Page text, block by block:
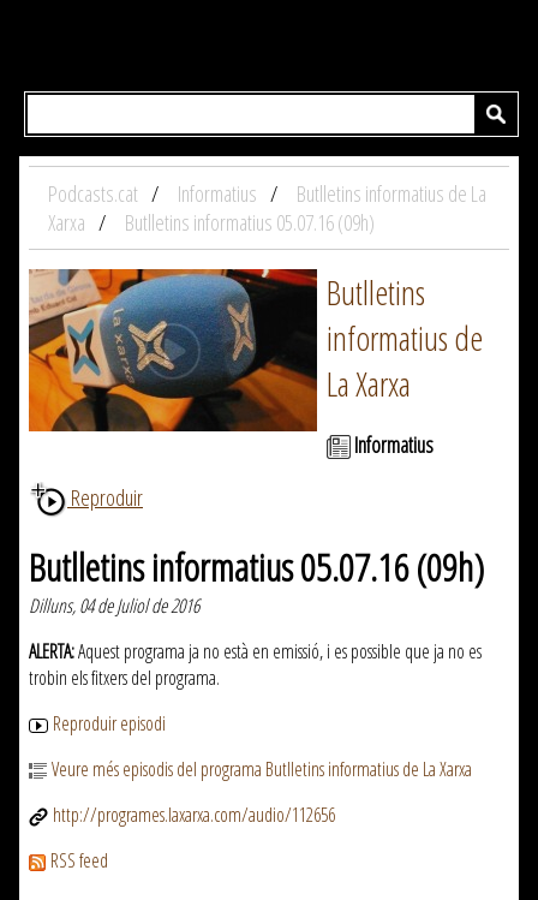
Podcasts.cat Informatius
Butlletins informatius de La
Xarxa
Butlletins informatius 05.07.16 (09h)
Butlletins
informatius de
La Xarxa
Informatius
Reproduir
Butlletins informatius 05.07.16 (09h)
Dilluns, 04 de Juliol de 2016
ALERTA:Aquest programa ja no està en emissió, i es possible que ja no es
trobin els fitxers del programa.
Reproduir episodi
Veure més episodis del programa Butlletins informatius de La Xarxa
http://programes.laxarxa.com/audio/112656
RSS feed